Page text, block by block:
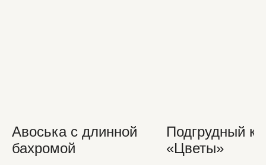
Авоська с длинной
бахромой
Подгрудный
«Цветы»